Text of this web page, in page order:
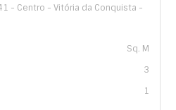
- Centro - Vitória da Conquista -
Sq. M
3
1